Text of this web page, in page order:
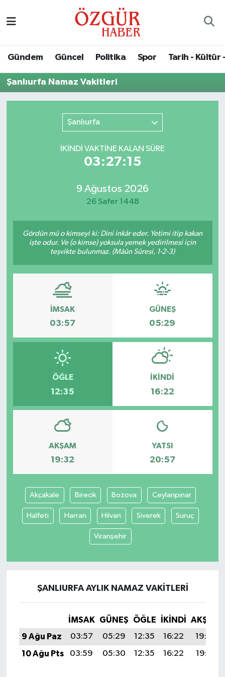
Gündem Güncel Politika Spor Tarih - Kültür
Şanlıurfa Namaz Vakitleri
Şanlıurfa
İKINDI VAKTİNE KALAN SÜRE
03:27:15
9 Ağustos 2026
26 Safer 1448
Gördün mü o kimseyi ki: Dini inkâr eder. Yetimi itip kakan
işte odur. Ve (o kimse) yoksula yemek yedirilmesi için
teşvikte bulunmaz. (Mâûn Sûresi, 1-2-3)
İMSAK
03:57
GÜNEŞ
05:29
ÖĞLE
12:35
İKINDI
16:22
AKŞAM
19:32
YATSI
20:57
Akçakale Birecik Bozova Ceylanpınar
Halfeti Harran Hilvan Siverek Suruç
Viranşehir
ŞANLIURFA AYLIK NAMAZ VAKITLERI
İMSAK GÜNEŞ ÖĞLE İKINDI
AKŞAM
9 Ağu Paz
03:57 05:29 12:35 16:22
19:32
10 Ağu Pts
03:59 05:30 12:35 16:22 19:31
Ekonomi
Sağlık
Tarih - Kültür - Sanat - Turizm
Yaşam
Nöbetçi Eczaneler
Trafik Durumu
Tüm Manşetler
Son Dakika Haberleri